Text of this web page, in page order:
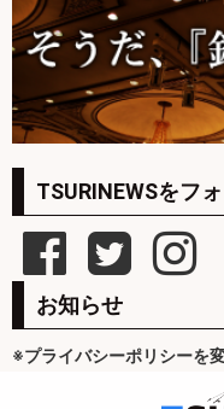
TSURINEWSをフ
お知らせ
※プライバシーポリシーを